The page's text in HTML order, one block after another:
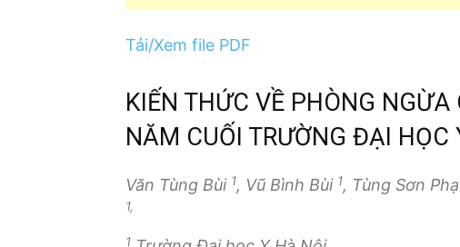
Tải/Xem file PDF
KIẾN THỨC VỀ PHÒNG
NĂM CUỐI TRƯỜNG ĐẠI
Văn Tùng Bùi 1, Vũ Bình Bùi 1, Tùng Sơn
1,
1